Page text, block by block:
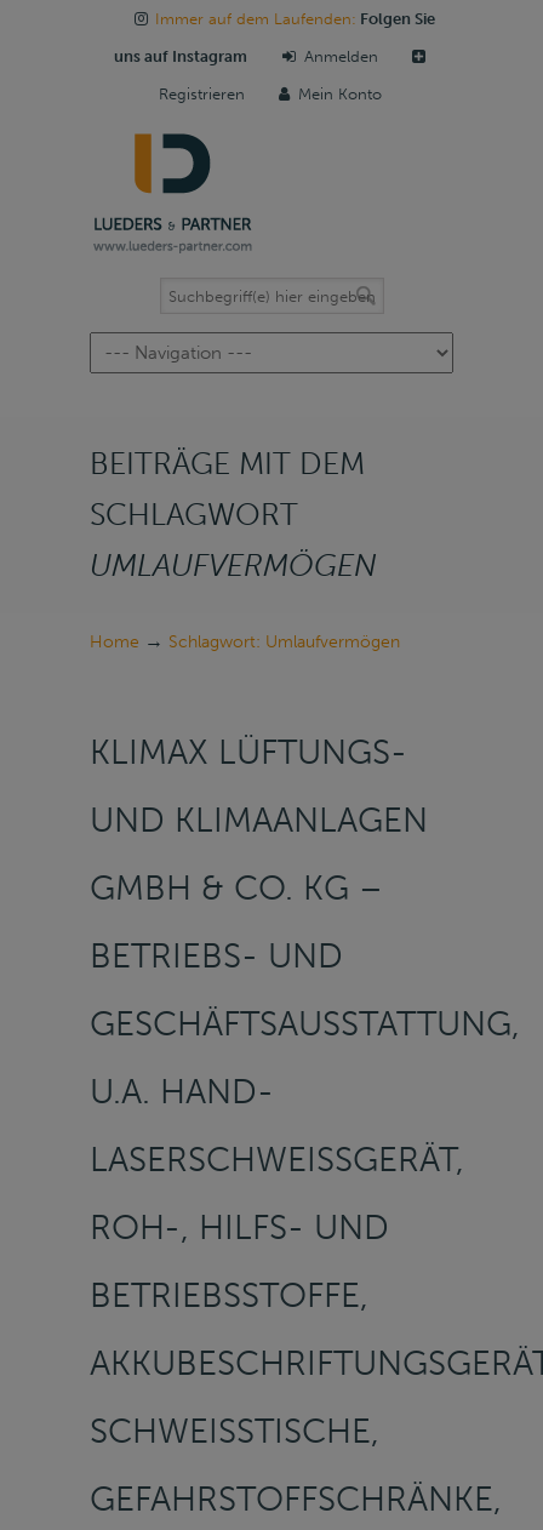
Immer auf dem Laufenden: Folgen Sie
uns auf Instagram Anmelden
Registrieren Mein Konto
Navigation
BEITRÄGE MIT DEM
SCHLAGWORT
UMLAUFVERMÖGEN
Home → Schlagwort: Umlaufvermögen
KLIMAX LÜFTUNGS-
UND KLIMAANLAGEN
GMBH & CO. KG –
BETRIEBS- UND
GESCHÄFTSAUSSTATTUNG,
U.A. HAND-
LASERSCHWEISSGERÄT, R
OH-, HILFS- UND B
ETRIEBSSTOFFE, A
KKUBESCHRIFTUNGSGERÄT,
CHWEISSTISCHE, GE
FAHRSTOFFSCHRÄNKE, TA